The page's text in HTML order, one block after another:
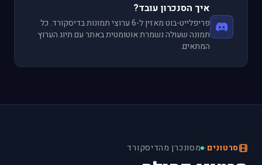
איך הסנכרון עובד?
פריפלייט-בוט מאזין ל-6 ערוצי תמונות בדיסקורד. כל
תמונה שעולה נשמרת אוטומטית באתר עם תיוג הערוץ
המתאים.
סרטונים· מסונכרן מהדיסקורד